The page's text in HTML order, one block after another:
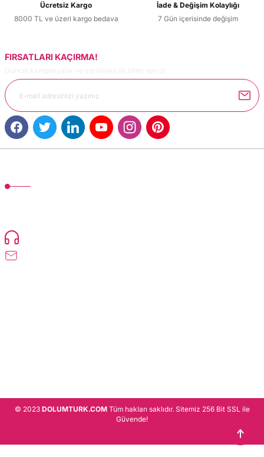
Ücretsiz Kargo
8000 TL ve üzeri kargo bedava
İade & Değişim Kolaylığı
7 Gün içerisinde değişim
FIRSATLARI KAÇIRMA!
© 2023 DOLUMTURK.COMTüm hakları saklıdır. Sitemiz 256 Bit SSL ile
Güvende!